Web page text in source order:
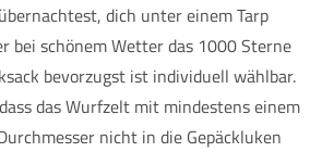
dich unter einem Tarp
bei schönem Wetter das 1000 Sterne
bevorzugst ist individuell wählbar.
das Wurfzelt mit mindestens einem
nicht in die Gepäckluken